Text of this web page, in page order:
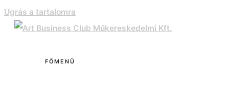
Ugrás a tartalomra
FŐMENÜ